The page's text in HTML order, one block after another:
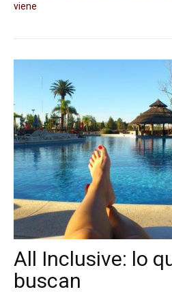
viene
All Inclusive: lo
buscan